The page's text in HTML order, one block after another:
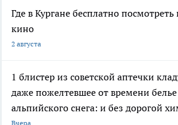
Где в Кургане бесплатно посмотреть
кино
2 августа
1 блистер из советской аптечки
даже пожелтевшее от времени белье
альпийского снега: и без дорогой
Вчера